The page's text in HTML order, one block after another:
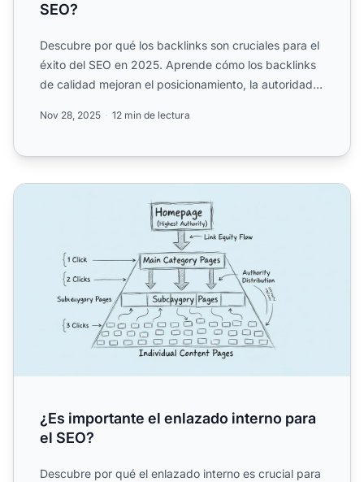
SEO?
Descubre por qué los backlinks son cruciales para el
éxito del SEO en 2025. Aprende cómo los backlinks
de calidad mejoran el posicionamiento, la autoridad
Nov 28, 2025 12 min de lectura
¿Es importante el enlazado interno para el SEO?
¿Es importante el enlazado interno para
el SEO?
Descubre por qué el enlazado interno es crucial para